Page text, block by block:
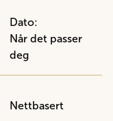
Dato:
Når det passer
deg
Nettbasert